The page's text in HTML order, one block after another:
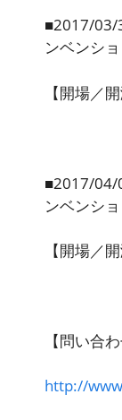
■2017/03/
ンベンシ
【開場／
■2017/04/
ンベンシ
【開場／
【問い合
http://